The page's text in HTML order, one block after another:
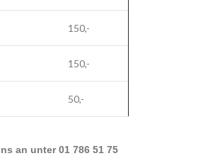
150,-
150,-
50,-
an unter 01 786 51 75